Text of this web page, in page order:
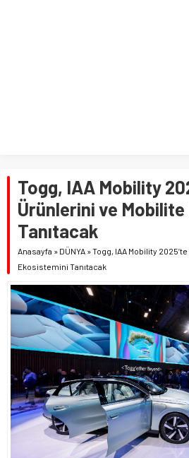
Togg, IAA Mobility
Ürünlerini ve
Tanıtacak
Anasayfa » DÜNYA »Togg, IAA Mobility
Ekosistemini Tanıtacak